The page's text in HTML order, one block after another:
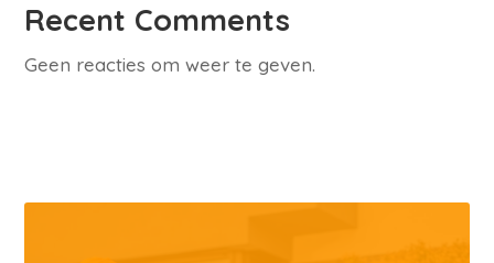
Recent Comments
Geen reacties om weer te geven.